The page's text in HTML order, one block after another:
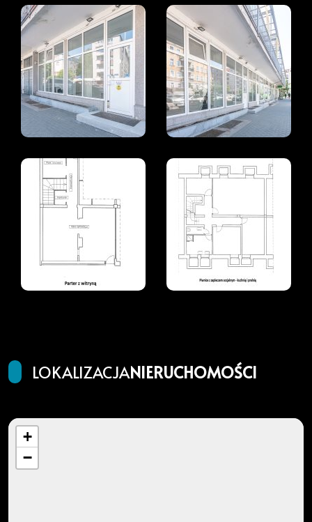
LOKALIZACJANIERUCHOMOŚCI
+
−